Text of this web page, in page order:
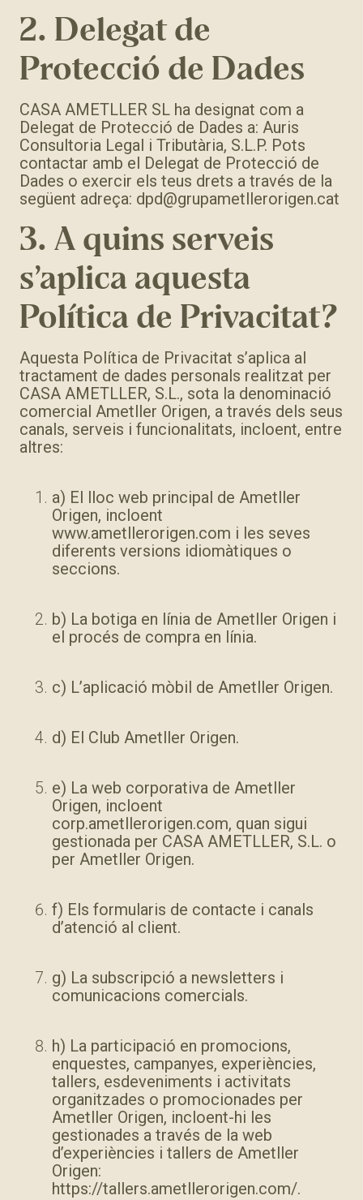
2. Delegat de
Protecció de Dades
CASA AMETLLER SL ha designat com a
Delegat de Protecció de Dades a: Auris
Consultoria Legal i Tributària, S.L.P. Pots
contactar amb el Delegat de Protecció de
Dades o exercir els teus drets a través de la
següent adreça: dpd@grupametllerorigen.cat
3. A quins serveis
s’aplica aquesta
Política de Privacitat?
Aquesta Política de Privacitat s’aplica al
tractament de dades personals realitzat per
CASA AMETLLER, S.L., sota la denominació
comercial Ametller Origen, a través dels seus
canals, serveis i funcionalitats, incloent, entre
altres:
a) El lloc web principal de Ametller
Origen, incloent
www.ametllerorigen.com i les seves
diferents versions idiomàtiques o
seccions.
b) La botiga en línia de Ametller Origen i
el procés de compra en línia.
c) L’aplicació mòbil de Ametller Origen.
d) El Club Ametller Origen.
e) La web corporativa de Ametller
Origen, incloent
corp.ametllerorigen.com, quan sigui
gestionada per CASA AMETLLER, S.L. o
per Ametller Origen.
f) Els formularis de contacte i canals
d’atenció al client.
g) La subscripció a newsletters i
comunicacions comercials.
h) La participació en promocions,
enquestes, campanyes, experiències,
tallers, esdeveniments i activitats
organitzades o promocionades per
Ametller Origen, incloent-hi les
gestionades a través de la web
d’experiències i tallers de Ametller
Origen:
https://tallers.ametllerorigen.com/.